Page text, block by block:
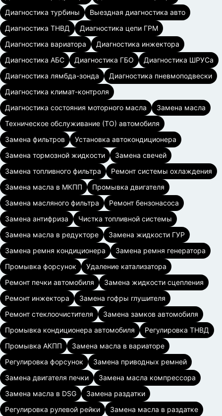
Диагностика турбины
Выездная диагностика авто
Диагностика ТНВД
Диагностика цепи ГРМ
Диагностика вариатора
Диагностика инжектора
Диагностика АБС
Диагностика ГБО
Диагностика ШРУСа
Диагностика лямбда-зонда
Диагностика пневмоподвески
Диагностика климат-контроля
Диагностика состояния моторного масла
Замена масла
Техническое обслуживание (ТО) автомобиля
Замена фильтров
Установка автокондиционера
Замена тормозной жидкости
Замена свечей
Замена топливного фильтра
Ремонт системы охлаждения
Замена масла в МКПП
Промывка двигателя
Замена масляного фильтра
Ремонт бензонасоса
Замена антифриза
Чистка топливной системы
Замена масла в редукторе
Замена жидкости ГУР
Замена ремня кондиционера
Замена ремня генератора
Промывка форсунок
Удаление катализатора
Ремонт печки автомобиля
Замена жидкости сцепления
Ремонт инжектора
Замена гофры глушителя
Ремонт стеклоочистителя
Замена замков автомобиля
Промывка кондиционера автомобиля
Регулировка ТНВД
Промывка АКПП
Замена масла в вариаторе
Регулировка форсунок
Замена приводных ремней
Замена двигателя печки
Замена масла компрессора
Замена масла в DSG
Замена раздатки
Регулировка рулевой рейки
Замена масла в раздатке